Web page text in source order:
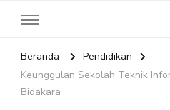
Beranda
Pendidikan
Keunggulan Sekolah Teknik
Bidakara